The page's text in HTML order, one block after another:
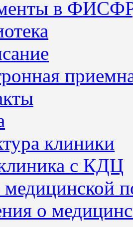
в
клиники
с КДЦ
о